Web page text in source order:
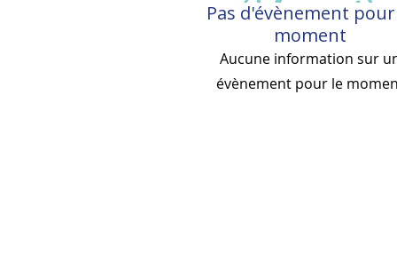
Pas d'évènement
moment
Aucune information sur
évènement pour le